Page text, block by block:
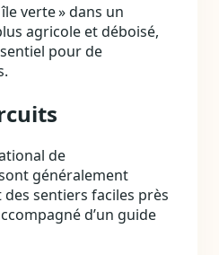
verte » dans un
agricole et déboisé,
pour de
de
généralement
sentiers faciles près
d’un guide